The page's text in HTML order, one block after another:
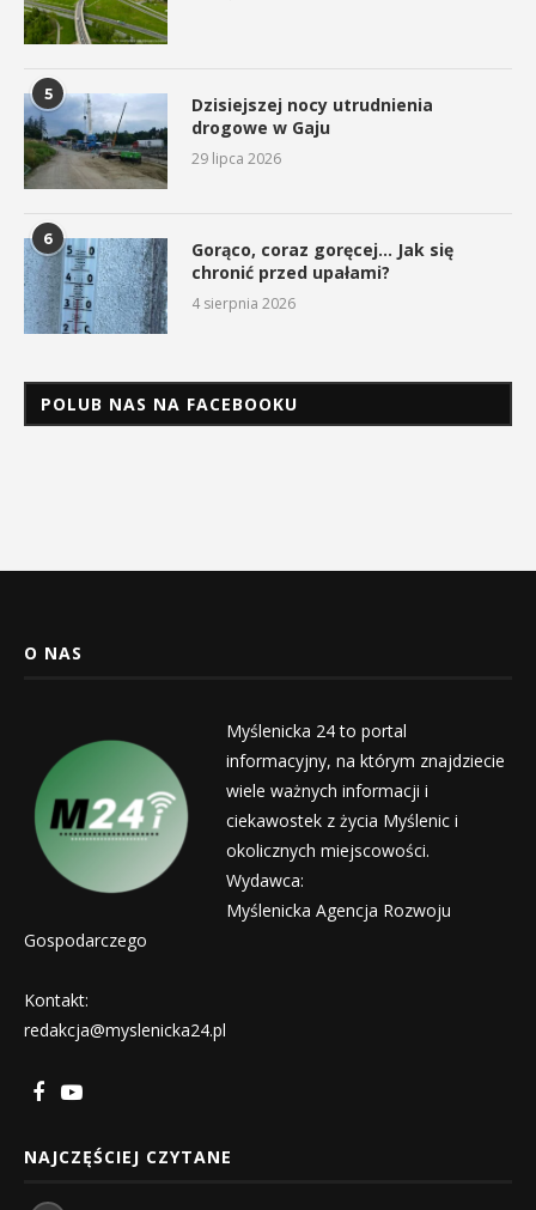
5
Dzisiejszej nocy utrudnienia
drogowe w Gaju
29 lipca 2026
6
Gorąco, coraz goręcej… Jak się
chronić przed upałami?
4 sierpnia 2026
POLUB NAS NA FACEBOOKU
O NAS
Myślenicka 24 to portal
informacyjny, na którym znajdziecie
wiele ważnych informacji i
ciekawostek z życia Myślenic i
okolicznych miejscowości.
Wydawca:
Myślenicka Agencja Rozwoju
Gospodarczego
Kontakt:
redakcja@myslenicka24.pl
NAJCZĘŚCIEJ CZYTANE